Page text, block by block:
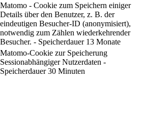
Matomo - Cookie zum Speichern einiger
Details über den Benutzer, z. B. der
eindeutigen Besucher-ID (anonymisiert),
notwendig zum Zählen wiederkehrender
Besucher. - Speicherdauer 13 Monate
Matomo-Cookie zur Speicherung
Sessionabhängiger Nutzerdaten -
Speicherdauer 30 Minuten